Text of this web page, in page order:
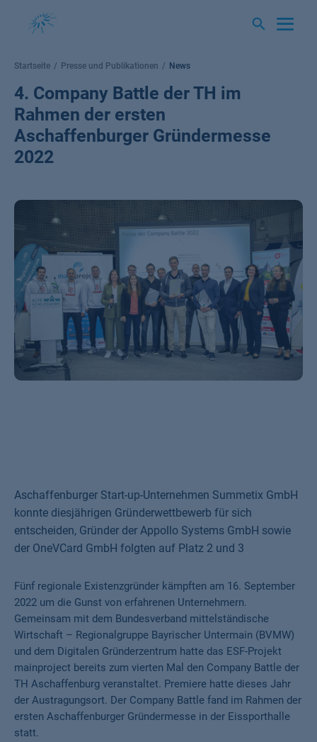
Startseite Presse und Publikationen News
4. Company Battle der TH im
Rahmen der ersten
Aschaffenburger Gründermesse
2022
Aschaffenburger Start-up-Unternehmen Summetix GmbH
konnte diesjährigen Gründerwettbewerb für sich
entscheiden, Gründer der Appollo Systems GmbH sowie
der OneVCard GmbH folgten auf Platz 2 und 3
Fünf regionale Existenzgründer kämpften am 16. September
2022 um die Gunst von erfahrenen Unternehmern.
Gemeinsam mit dem Bundesverband mittelständische
Wirtschaft – Regionalgruppe Bayrischer Untermain (BVMW)
und dem Digitalen Gründerzentrum hatte das ESF-Projekt
mainproject bereits zum vierten Mal den Company Battle der
TH Aschaffenburg veranstaltet. Premiere hatte dieses Jahr
der Austragungsort. Der Company Battle fand im Rahmen der
ersten Aschaffenburger Gründermesse in der Eissporthalle
statt.